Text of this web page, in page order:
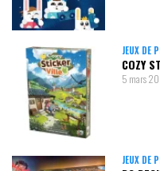
JEUX DE
COZY
5 mars
JEUX DE